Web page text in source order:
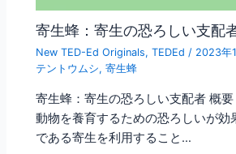
寄生蜂：寄生の恐ろしい支配
New TED-Ed Originals,TEDEd / 2023年
テントウムシ,寄生蜂
寄生蜂：寄生の恐ろしい支配者 概
動物を養育するための恐ろしいが効
である寄生を利用すること…